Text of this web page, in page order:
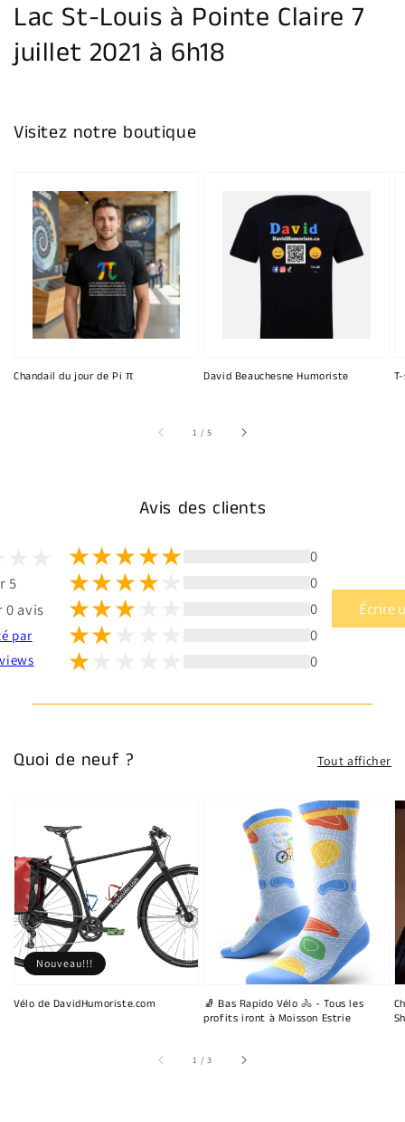
Lac St-Louis à Pointe Claire 7
juillet 2021 à 6h18
Visitez notre boutique
Chandail du jour de Pi π David Beauchesne Humoriste
1 /sur
5
Avis des clients
5
0 avis
par
0
0
0
0
0
Écrire
Quoi de neuf ? Tout afficher
Vélo de DavidHumoriste.com
Nouveau!!!
🧦 Bas Rapido Vélo 🚴 - Tous les
profits iront à Moisson Estrie
1 /sur
3